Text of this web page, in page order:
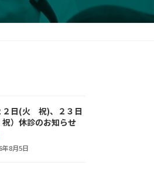
２日(火 祝)、２３日
）休診のお知らせ
年8月5日